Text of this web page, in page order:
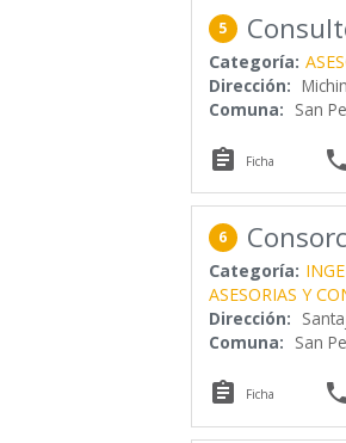
5
Categoría:
Dirección:
Comuna: San
 Ficha
6
Categoría:
ASESORIAS Y
Dirección:
Comuna: San
 Ficha